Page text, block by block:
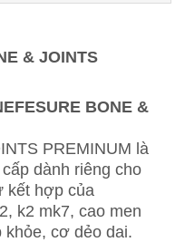
& JOINTS
BONE &
PREMINUM là
dành riêng cho
kết hợp của
k2 mk7, cao men
cơ dẻo dai.